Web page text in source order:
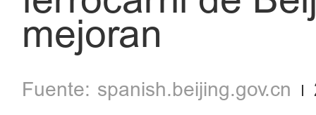
mejoran
spanish.beijing.gov.cn